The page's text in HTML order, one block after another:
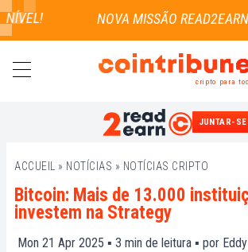
cripto para
JUNTAR-SE
ACCUEIL » NOTÍCIAS » NOTÍCIAS CRIPTO
Bitcoin: Mais de 13.000
investem na Strategy
Mon 21 Apr 2025 ▪ 3 min de leitura ▪ por